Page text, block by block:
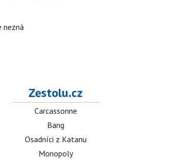
nezná
Zestolu.cz
Carcassonne
Bang
Osadníci z Katanu
Monopoly